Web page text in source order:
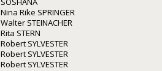
Nina Rike SPRINGER
Walter STEINACHER
Rita STERN
Robert SYLVESTER
Robert SYLVESTER
Robert SYLVESTER